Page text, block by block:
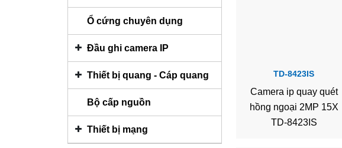
Ổ cứng chuyên dụng
Đầu ghi camera IP
Thiết bị quang - Cáp quang
Bộ cấp nguồn
Thiết bị mạng
TD-8423IS
Camera ip quay quét
hồng ngoại 2MP 15X
TD-8423IS